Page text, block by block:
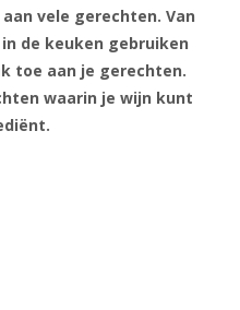
vele gerechten. Van
de keuken gebruiken
toe aan je gerechten.
waarin je wijn kunt